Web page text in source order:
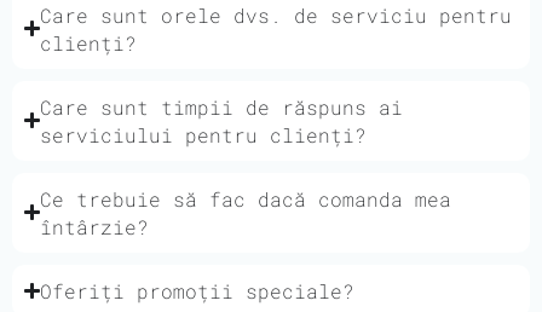
Care sunt orele dvs. de serviciu pentru
clienți?
Care sunt timpii de răspuns ai
serviciului pentru clienți?
Ce trebuie să fac dacă comanda mea
întârzie?
Oferiți promoții speciale?